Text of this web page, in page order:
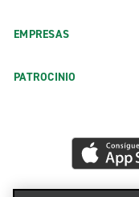
EMPRESAS
PATROCINIO